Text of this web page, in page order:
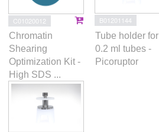
C01020012
Chromatin
Shearing
Optimization Kit -
High SDS ...
B01201144
Tube holder for
0.2 ml tubes -
Picoruptor